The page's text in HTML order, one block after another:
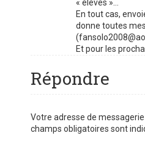
« élèves »…
En tout cas,
donne toutes
Et pour les
Répondre
Votre adresse de messagerie
champs obligatoires sont